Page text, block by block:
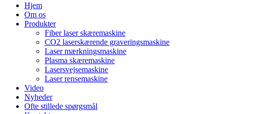
Hjem
Om os
Produkter
Fiber laser skæremaskine
CO2 laserskærende graveringsmaskine
Laser mærkningsmaskine
Plasma skæremaskine
Lasersvejsemaskine
Laser rensemaskine
Video
Nyheder
Ofte stillede spørgsmål